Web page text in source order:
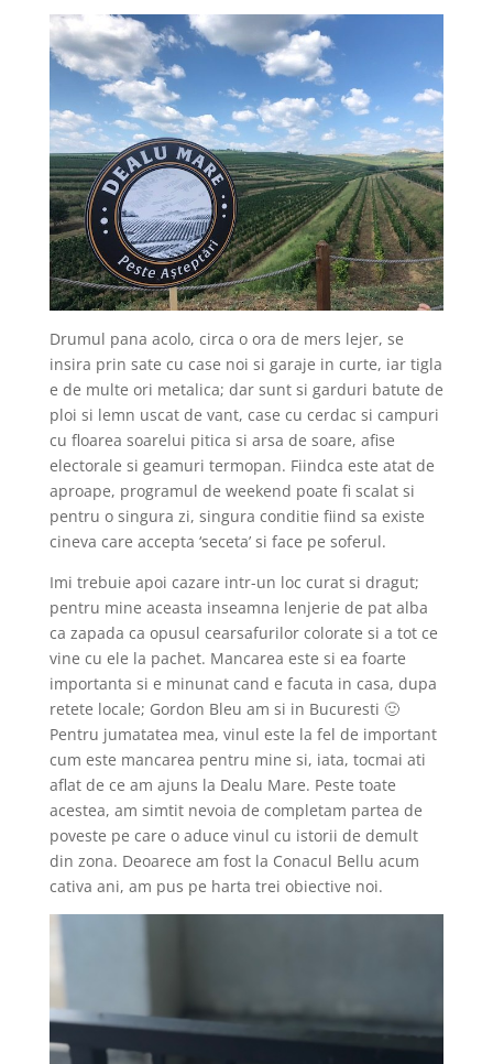
Drumul pana acolo, circa o ora de mers lejer, se
insira prin sate cu case noi si garaje in curte, iar tigla
e de multe ori metalica; dar sunt si garduri batute de
ploi si lemn uscat de vant, case cu cerdac si campuri
cu floarea soarelui pitica si arsa de soare, afise
electorale si geamuri termopan. Fiindca este atat de
aproape, programul de weekend poate fi scalat si
pentru o singura zi, singura conditie fiind sa existe
cineva care accepta ‘seceta’ si face pe soferul.
Imi trebuie apoi cazare intr-un loc curat si dragut;
pentru mine aceasta inseamna lenjerie de pat alba
ca zapada ca opusul cearsafurilor colorate si a tot ce
vine cu ele la pachet. Mancarea este si ea foarte
importanta si e minunat cand e facuta in casa, dupa
retete locale; Gordon Bleu am si in Bucuresti 🙂
Pentru jumatatea mea, vinul este la fel de important
cum este mancarea pentru mine si, iata, tocmai ati
aflat de ce am ajuns la Dealu Mare. Peste toate
acestea, am simtit nevoia de completam partea de
poveste pe care o aduce vinul cu istorii de demult
din zona. Deoarece am fost la Conacul Bellu acum
cativa ani, am pus pe harta trei obiective noi.